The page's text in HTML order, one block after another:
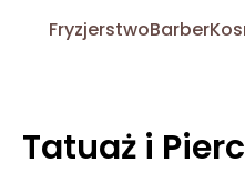
FryzjerstwoBarber
Tatuaż i